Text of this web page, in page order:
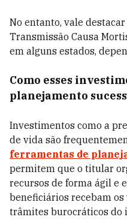
No entanto, vale
Transmissão Causa
em alguns estados,
Como esses
planejamento
Investimentos como a
de vida são
ferramentas de
permitem que o titular
recursos de forma ágil e
beneficiários recebam
trâmites burocráticos do